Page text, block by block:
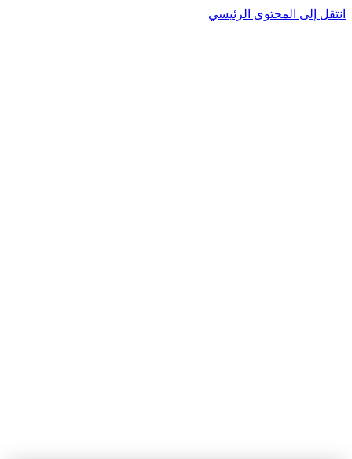
انتقل إلى المحتوى الرئيسي